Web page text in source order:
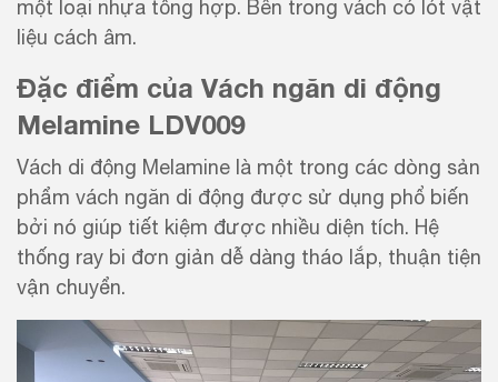
một loại nhựa tổng hợp. Bên trong vách có lót vật
liệu cách âm.
Đặc điểm của Vách ngăn di động
Melamine LDV009
Vách di động Melamine là một trong các dòng sản
phẩm vách ngăn di động được sử dụng phổ biến
bởi nó giúp tiết kiệm được nhiều diện tích. Hệ
thống ray bi đơn giản dễ dàng tháo lắp, thuận tiện
vận chuyển.